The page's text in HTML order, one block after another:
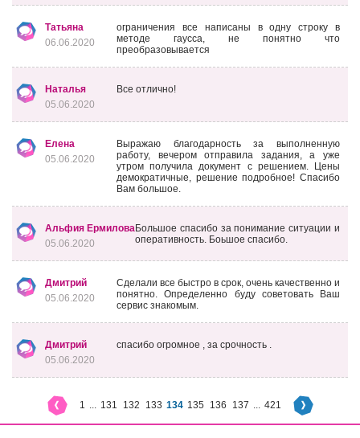
Татьяна
06.06.2020
ограничения все написаны в одну строку в
методе гаусса, не понятно что
преобразовывается
Наталья
05.06.2020
Все отлично!
Елена
05.06.2020
Выражаю благодарность за выполненную
работу, вечером отправила задания, а уже
утром получила документ с решением. Цены
демократичные, решение подробное! Спасибо
Вам большое.
Альфия Ермилова
05.06.2020
Большое спасибо за понимание ситуации и
оперативность. Боьшое спасибо.
Дмитрий
05.06.2020
Сделали все быстро в срок, очень качественно и
понятно. Определенно буду советовать Ваш
сервис знакомым.
Дмитрий
05.06.2020
спасибо огромное , за срочность .
1 ... 131 132 133 134 135 136 137 ... 421